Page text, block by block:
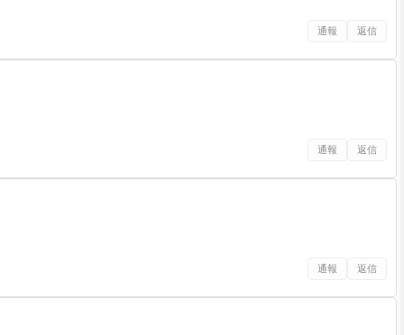
通報 返信
通報 返信
通報 返信